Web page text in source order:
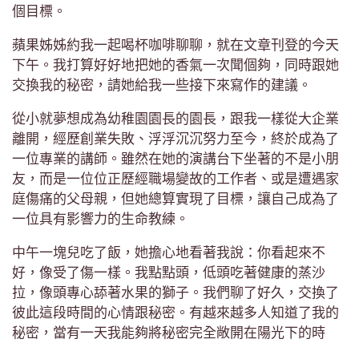
個目標。
蘋果姊姊約我一起喝杯咖啡聊聊，就在文章刊登的今天
下午。我打算好好地把她的香氣一次聞個夠，同時跟她
交換我的秘密，請她給我一些接下來寫作的建議。
從小就夢想成為幼稚園園長的園長，跟我一樣從大企業
離開，經歷創業失敗、浮浮沉沉努力至今，終於成為了
一位專業的講師。雖然在她的演講台下坐著的不是小朋
友，而是一位位正歷經職場變故的工作者、或是遭遇家
庭傷痛的父母親，但她總算實現了目標，讓自己成為了
一位具有影響力的生命教練。
中午一塊兒吃了飯，她擔心地看著我說：你看起來不
好，像受了傷一樣。我點點頭，低頭吃著健康的蒸沙
拉，像頭專心舔著水果的獅子。我們聊了好久，交換了
彼此這段時間的心情跟秘密。有越來越多人知道了我的
秘密，當有一天我能夠將秘密完全敞開在陽光下的時